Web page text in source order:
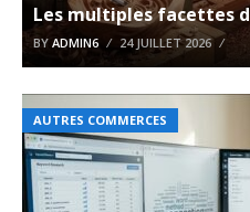
Les multiples facettes
BY ADMIN6 24 JUILLET 2026
AUTRES COMMERCES